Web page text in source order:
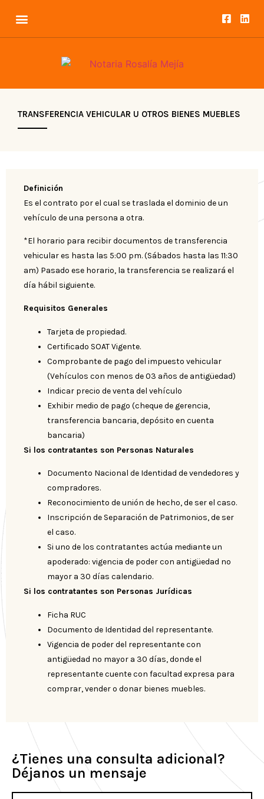
TRANSFERENCIA VEHICULAR U OTROS BIENES MUEBLES
Definición
Es el contrato por el cual se traslada el dominio de un
vehículo de una persona a otra.
*El horario para recibir documentos de transferencia
vehicular es hasta las 5:00 pm. (Sábados hasta las 11:30
am) Pasado ese horario, la transferencia se realizará el
día hábil siguiente.
Requisitos Generales
Tarjeta de propiedad.
Certificado SOAT Vigente.
Comprobante de pago del impuesto vehicular
(Vehículos con menos de 03 años de antigüedad)
Indicar precio de venta del vehículo
Exhibir medio de pago (cheque de gerencia,
transferencia bancaria, depósito en cuenta
bancaria)
Si los contratantes son Personas Naturales
Documento Nacional de Identidad de vendedores y
compradores.
Reconocimiento de unión de hecho, de ser el caso.
Inscripción de Separación de Patrimonios, de ser
el caso.
Si uno de los contratantes actúa mediante un
apoderado: vigencia de poder con antigüedad no
mayor a 30 días calendario.
Si los contratantes son Personas Jurídicas
Ficha RUC
Documento de Identidad del representante.
Vigencia de poder del representante con
antigüedad no mayor a 30 días, donde el
representante cuente con facultad expresa para
comprar, vender o donar bienes muebles.
¿Tienes una consulta adicional?
Déjanos un mensaje